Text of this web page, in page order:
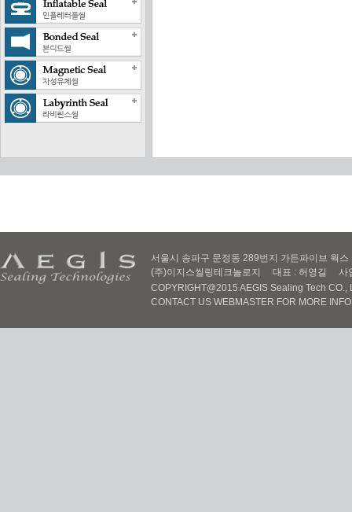
서울시 송파구 문정동 289번지 가든파이브 웍
(주)이지스씰링테크놀로지 대표 : 허영길 사
COPYRIGHT@2015 AEGIS Sealing Tech CO.,
CONTACT US WEBMASTER FOR MORE